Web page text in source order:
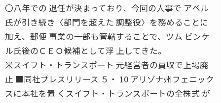
〇八年での 退任が決まっており、今回の人事で アペル
氏が引き続き〈部門を超えた 調整役〉を務めることに
加え、郵便 事業の一部も管轄することで、ツム ビンケ
ル氏後のＣＥＯ候補として浮 上してきた。
米スイフト・トランスポート 元経営者の買収で上場廃
止 ■同社プレスリリース ５・ 10 アリゾナ州フェニック
スに本社を置 くスイフト・トランスポートの全株式 が